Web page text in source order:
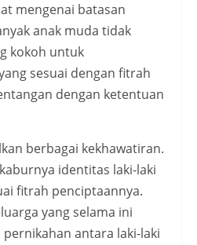
mengenai batasan
anak muda tidak
kokoh untuk
sesuai dengan fitrah
dengan ketentuan
berbagai kekhawatiran.
identitas laki-laki
fitrah penciptaannya.
yang selama ini
antara laki-laki